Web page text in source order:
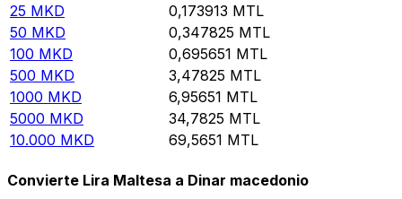
25 MKD 0,173913 MTL
50 MKD 0,347825 MTL
100 MKD 0,695651 MTL
500 MKD 3,47825 MTL
1000 MKD 6,95651 MTL
5000 MKD 34,7825 MTL
10.000 MKD 69,5651 MTL
Convierte Lira Maltesa a Dinar macedonio